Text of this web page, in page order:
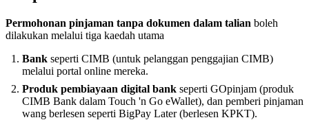
Permohonan pinjaman tanpa dokumen dalam talian boleh
dilakukan melalui tiga kaedah utama
Bank seperti CIMB (untuk pelanggan penggajian CIMB)
melalui portal online mereka.
Produk pembiayaan digital bank seperti GOpinjam (produk
CIMB Bank dalam Touch 'n Go eWallet), dan pemberi pinjaman
wang berlesen seperti BigPay Later (berlesen KPKT).